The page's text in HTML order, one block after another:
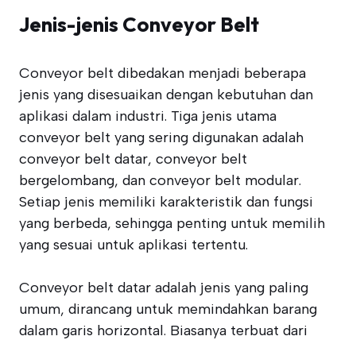
Jenis-jenis Conveyor Belt
Conveyor belt dibedakan menjadi beberapa
jenis yang disesuaikan dengan kebutuhan dan
aplikasi dalam industri. Tiga jenis utama
conveyor belt yang sering digunakan adalah
conveyor belt datar, conveyor belt
bergelombang, dan conveyor belt modular.
Setiap jenis memiliki karakteristik dan fungsi
yang berbeda, sehingga penting untuk memilih
yang sesuai untuk aplikasi tertentu.
Conveyor belt datar adalah jenis yang paling
umum, dirancang untuk memindahkan barang
dalam garis horizontal. Biasanya terbuat dari